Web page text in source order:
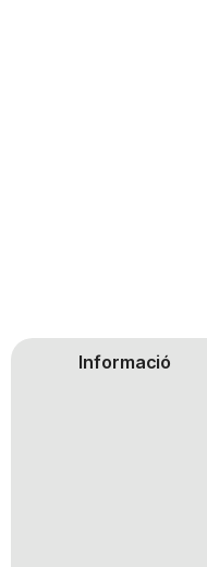
Informació